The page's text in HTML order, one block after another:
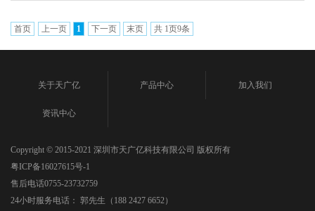
首页 上一页 1 下一页 末页 共 1页9条
关于天广亿 产品中心 加入我们
资讯中心
Copyright © 2015-2021 深圳市天广亿科技有限公司 版权所有
粤ICP备16027615号-1
售后电话0755-23732759
24小时服务电话： 郭先生（188 2427 6652）